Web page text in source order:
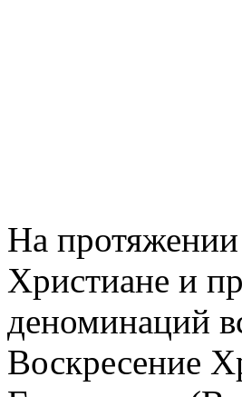
На
Христиане и
деноминаций
Воскресение